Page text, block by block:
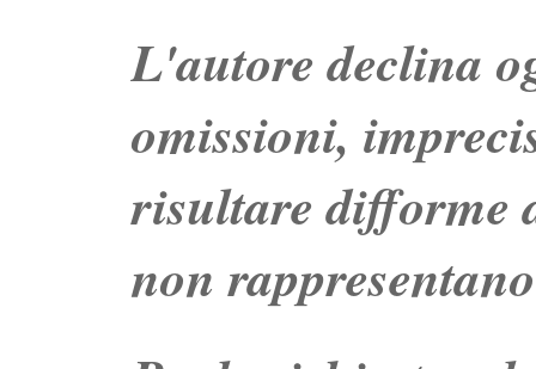
L'autore declina
omissioni,
risultare difforme
non